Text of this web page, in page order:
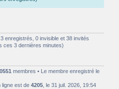
enregistrés, 0 invisible et 38 invités
ces 3 dernières minutes)
membres • Le membre enregistré le
ligne est de4205, le 31 juil. 2026, 19:54